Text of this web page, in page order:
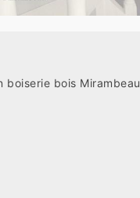
boiserie bois Mirambeau